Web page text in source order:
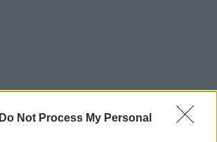
Do Not Process My Personal